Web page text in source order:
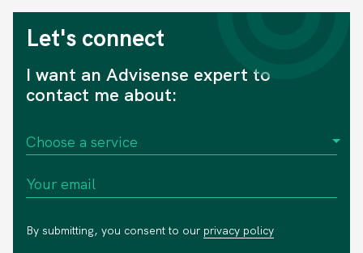
Let's connect
I want an Advisense expert to
contact me about:
By submitting, you consent to our privacy policy